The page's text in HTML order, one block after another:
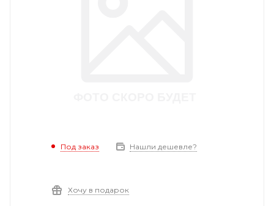
Под заказ Нашли дешевле?
Хочу в подарок